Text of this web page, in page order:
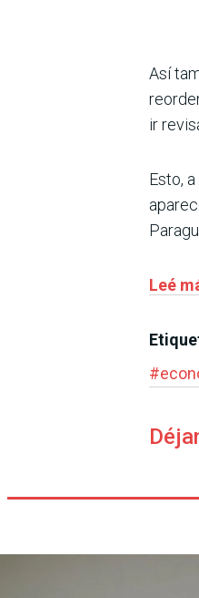
Así
ir
Esto,
Leé
#